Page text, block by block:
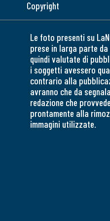
Copyright
Le foto presenti su
prese in larga parte
quindi valutate di
i soggetti avessero
contrario alla
avranno che da
redazione che
prontamente alla
immagini utilizzate.